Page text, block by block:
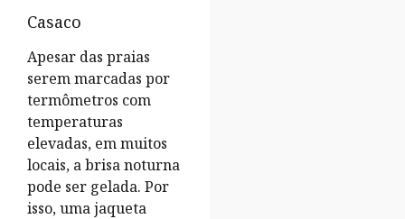
Casaco
Apesar das praias
serem marcadas por
termômetros com
temperaturas
elevadas, em muitos
locais, a brisa noturna
pode ser gelada. Por
isso, uma jaqueta